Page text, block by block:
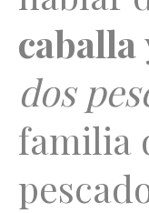
caballa
dos
familia